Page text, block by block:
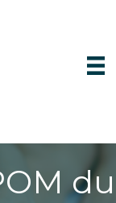
du